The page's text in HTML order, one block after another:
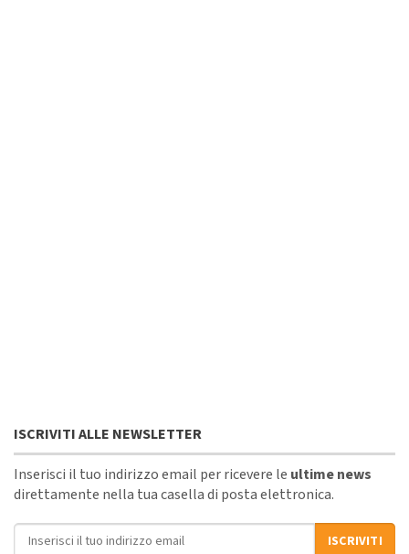
ISCRIVITI ALLE NEWSLETTER
Inserisci il tuo indirizzo email per ricevere le ultime news
direttamente nella tua casella di posta elettronica.
Indirizzo email
ISCRIVITI